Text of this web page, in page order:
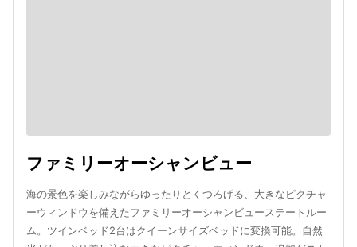
ファミリーオーシャンビュー
海の景色を楽しみながらゆったりとくつろげる、大きなピクチャ
ーウィンドウを備えたファミリーオーシャンビューステートルー
ム。ツインベッド2台はクイーンサイズベッドに変換可能。自然